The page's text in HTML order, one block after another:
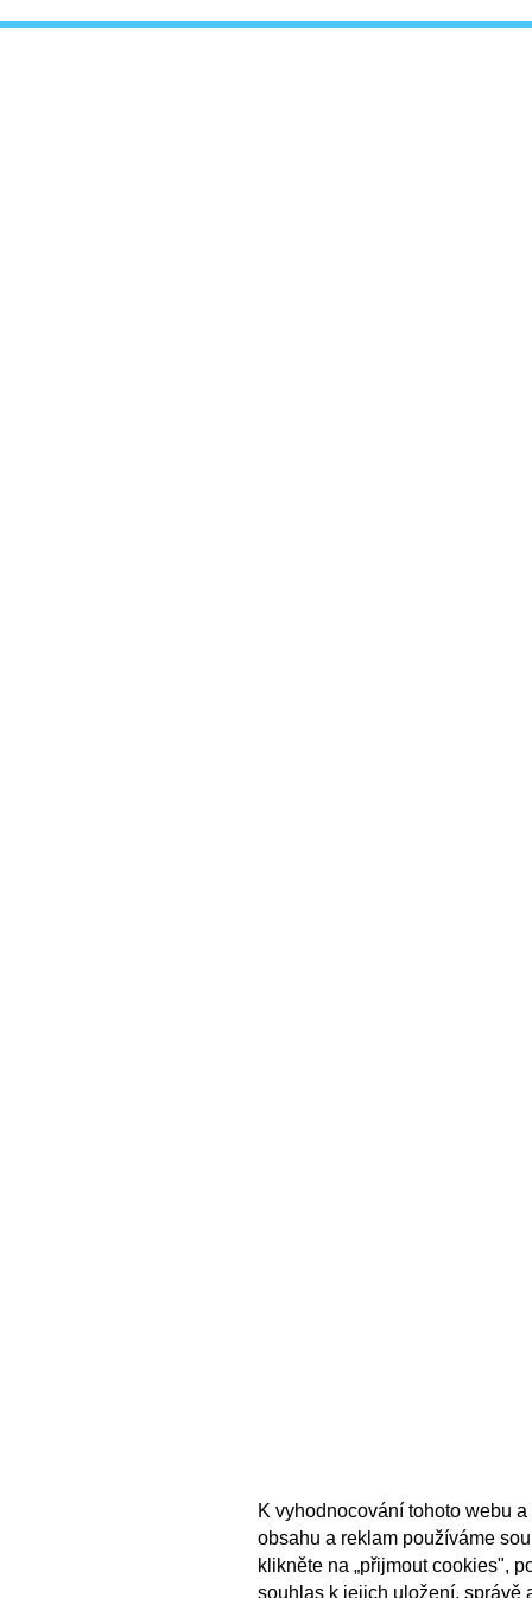
K vyhodnocování tohoto webu
obsahu a reklam používáme
klikněte na „přijmout cookies",
souhlas k jejich uložení, správě